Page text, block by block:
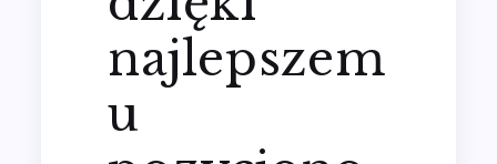
najlepszem
u